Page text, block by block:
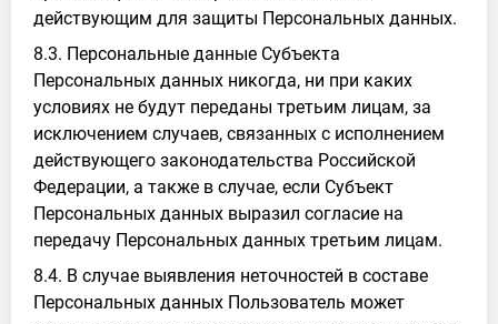
действующим для защиты Персональных данных.
8.3. Персональные данные Субъекта
Персональных данных никогда, ни при каких
условиях не будут переданы третьим лицам, за
исключением случаев, связанных с исполнением
действующего законодательства Российской
Федерации, а также в случае, если Субъект
Персональных данных выразил согласие на
передачу Персональных данных третьим лицам.
8.4. В случае выявления неточностей в составе
Персональных данных Пользователь может